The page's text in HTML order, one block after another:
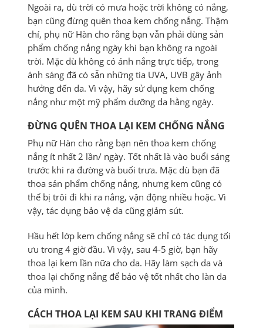
Ngoài ra, dù trời có mưa hoặc trời không có nắng,
bạn cũng đừng quên thoa kem chống nắng. Thậm
chí, phụ nữ Hàn cho rằng bạn vẫn phải dùng sản
phẩm chống nắng ngày khi bạn không ra ngoài
trời. Mặc dù không có ánh nắng trực tiếp, trong
ánh sáng đã có sẵn những tia UVA, UVB gây ảnh
hưởng đến da. Vì vậy, hãy sử dụng kem chống
nắng như một mỹ phẩm dưỡng da hằng ngày.
ĐỪNG QUÊN THOA LẠI KEM CHỐNG NẮNG
Phụ nữ Hàn cho rằng bạn nên thoa kem chống
nắng ít nhất 2 lần/ ngày. Tốt nhất là vào buổi sáng
trước khi ra đường và buổi trưa. Mặc dù bạn đã
thoa sản phẩm chống nắng, nhưng kem cũng có
thể bị trôi đi khi ra nắng, vận động nhiều hoặc. Vì
vậy, tác dụng bảo vệ da cũng giảm sút.
Hầu hết lớp kem chống nắng sẽ chỉ có tác dụng tối
ưu trong 4 giờ đầu. Vì vậy, sau 4-5 giờ, bạn hãy
thoa lại kem lần nữa cho da. Hãy làm sạch da và
thoa lại chống nắng để bảo vệ tốt nhất cho làn da
của mình.
CÁCH THOA LẠI KEM SAU KHI TRANG ĐIỂM